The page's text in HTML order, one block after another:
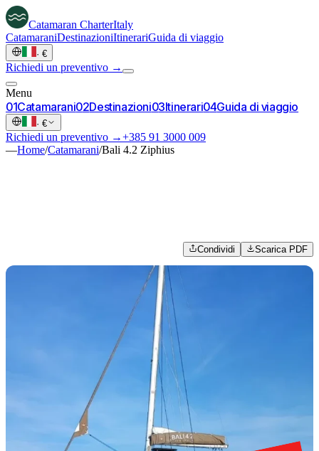
Catamaran CharterItaly
CatamaraniDestinazioniItinerariGuida di viaggio
· €
Richiedi un preventivo →
Menu
01Catamarani02Destinazioni03Itinerari04Guida di viaggio
· €
Richiedi un preventivo →+385 91 3000 009
—Home/Catamarani/Bali 4.2 Ziphius
Condividi Scarica PDF